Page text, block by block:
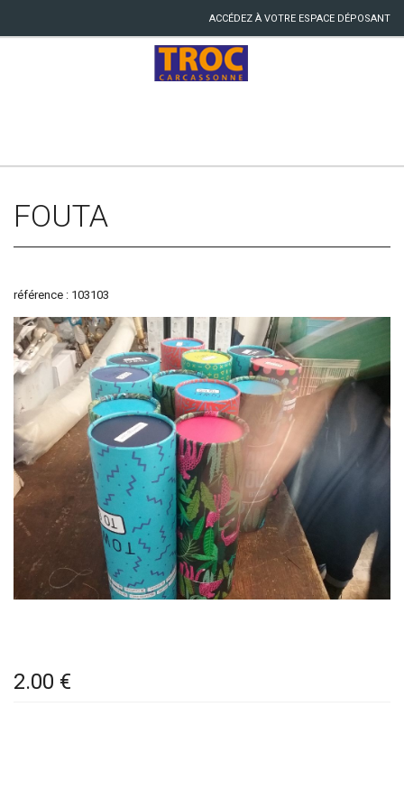
ACCÉDEZ À VOTRE ESPACE DÉPOSANT
FOUTA
référence : 103103
2.00 €